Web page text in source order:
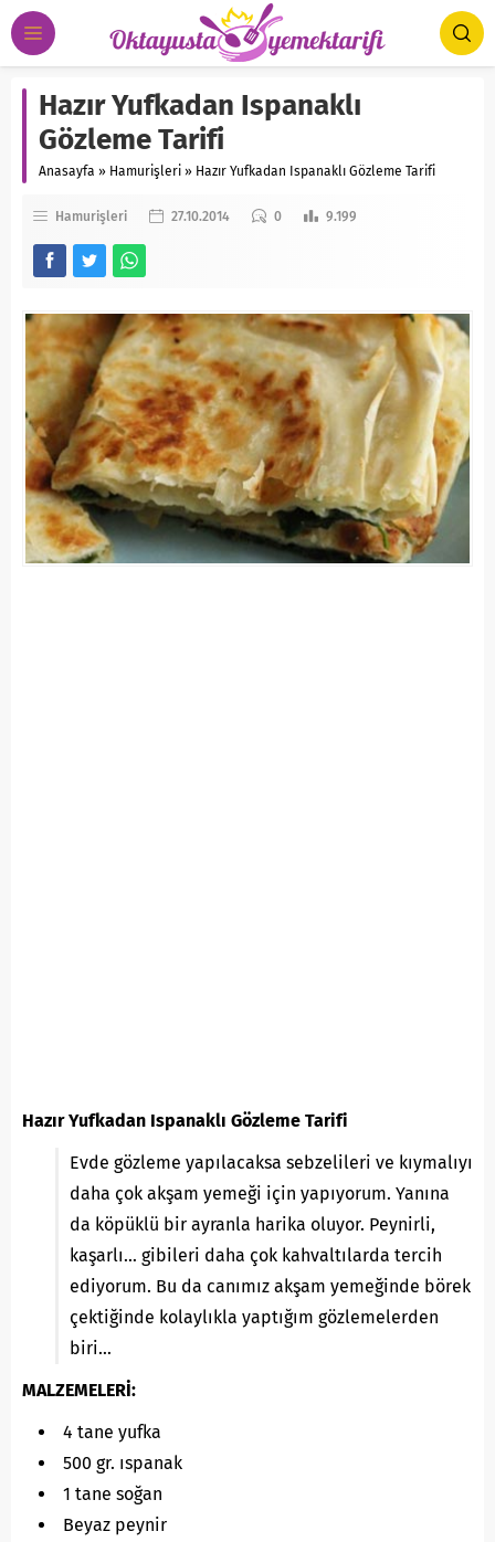
Hazır Yufkadan Ispanaklı
Gözleme Tarifi
Anasayfa » Hamurişleri » Hazır Yufkadan Ispanaklı Gözleme Tarifi
Hamurişleri 27.10.2014 0 9.199
Hazır Yufkadan Ispanaklı Gözleme Tarifi
Evde gözleme yapılacaksa sebzelileri ve kıymalıyı
daha çok akşam yemeği için yapıyorum. Yanına
da köpüklü bir ayranla harika oluyor. Peynirli,
kaşarlı… gibileri daha çok kahvaltılarda tercih
ediyorum. Bu da canımız akşam yemeğinde börek
çektiğinde kolaylıkla yaptığım gözlemelerden
biri…
MALZEMELERİ:
4 tane yufka
500 gr. ıspanak
1 tane soğan
Beyaz peynir